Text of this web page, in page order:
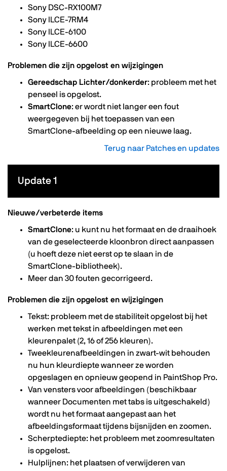
Sony DSC-RX100M7
Sony ILCE-7RM4
Sony ILCE-6100
Sony ILCE-6600
Problemen die zijn opgelost en wijzigingen
Gereedschap Lichter/donkerder: probleem met het
penseel is opgelost.
SmartClone: er wordt niet langer een fout
weergegeven bij het toepassen van een
SmartClone-afbeelding op een nieuwe laag.
Terug naar Patches en updates
Update 1
Nieuwe/verbeterde items
SmartClone: u kunt nu het formaat en de draaihoek
van de geselecteerde kloonbron direct aanpassen
(u hoeft deze niet eerst op te slaan in de
SmartClone-bibliotheek).
Meer dan 30 fouten gecorrigeerd.
Problemen die zijn opgelost en wijzigingen
Tekst: probleem met de stabiliteit opgelost bij het
werken met tekst in afbeeldingen met een
kleurenpalet (2, 16 of 256 kleuren).
Tweekleurenafbeeldingen in zwart-wit behouden
nu hun kleurdiepte wanneer ze worden
opgeslagen en opnieuw geopend in PaintShop Pro.
Van vensters voor afbeeldingen (beschikbaar
wanneer Documenten met tabs is uitgeschakeld)
wordt nu het formaat aangepast aan het
afbeeldingsformaat tijdens bijsnijden en zoomen.
Scherptediepte: het probleem met zoomresultaten
is opgelost.
Hulplijnen: het plaatsen of verwijderen van